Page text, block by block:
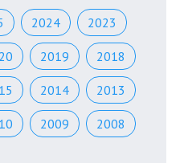
2024 2023
2019 2018
2014 2013
2009 2008